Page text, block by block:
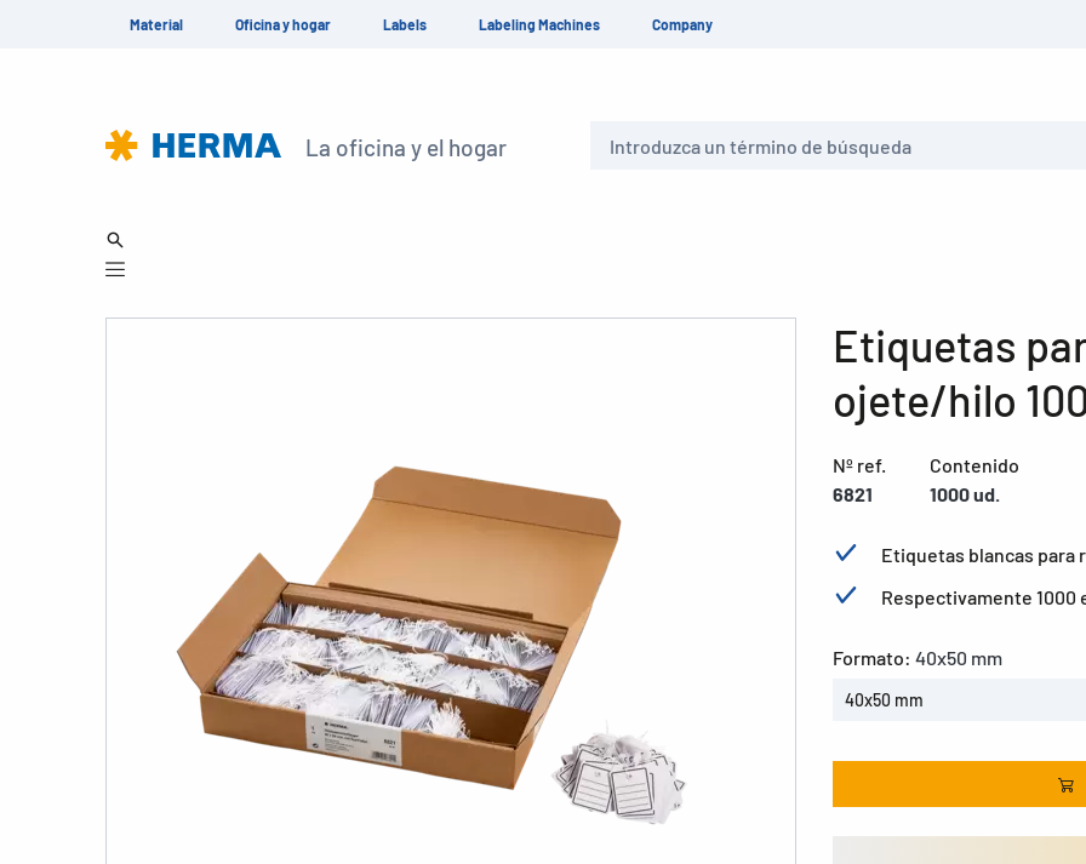
Material Oficina y hogar Labels Labeling Machines Company
La oficina y el hogar
Etiquetas
ojete/hilo
Nº ref.
6821
Contenido
1000 ud.
Etiquetas blancas para
Respectivamente 1000
Formato: 40x50 mm
40x50 mm